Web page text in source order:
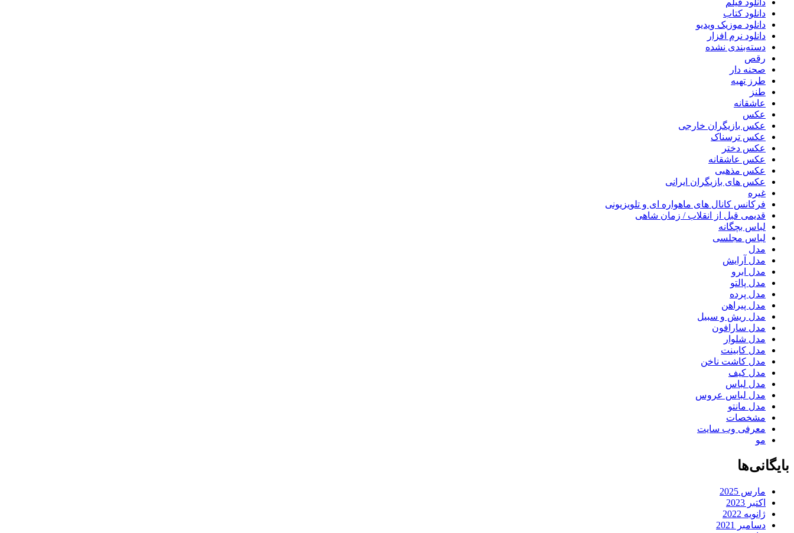
دانلود فیلم
دانلود کتاب
دانلود موزیک ویدیو
دانلود نرم افزار
دسته‌بندی نشده
رقص
صحنه دار
طرز تهیه
طنز
عاشقانه
عکس
عکس بازیگران خارجی
عکس ترسناک
عکس دختر
عکس عاشقانه
عکس مذهبی
عکس های بازیگران ایرانی
غیره
فرکانس کانال های ماهواره ای و تلویزیونی
قدیمی قبل از انقلاب / زمان شاهی
لباس بچگانه
لباس مجلسی
مدل
مدل آرایش
مدل ابرو
مدل پالتو
مدل پرده
مدل پیراهن
مدل ریش و سبیل
مدل سارافون
مدل شلوار
مدل کابینت
مدل کاشت ناخن
مدل کیف
مدل لباس
مدل لباس عروس
مدل مانتو
مشخصات
معرفی وب سایت
مو
بایگانی‌ها
مارس 2025
اکتبر 2023
ژانویه 2022
دسامبر 2021